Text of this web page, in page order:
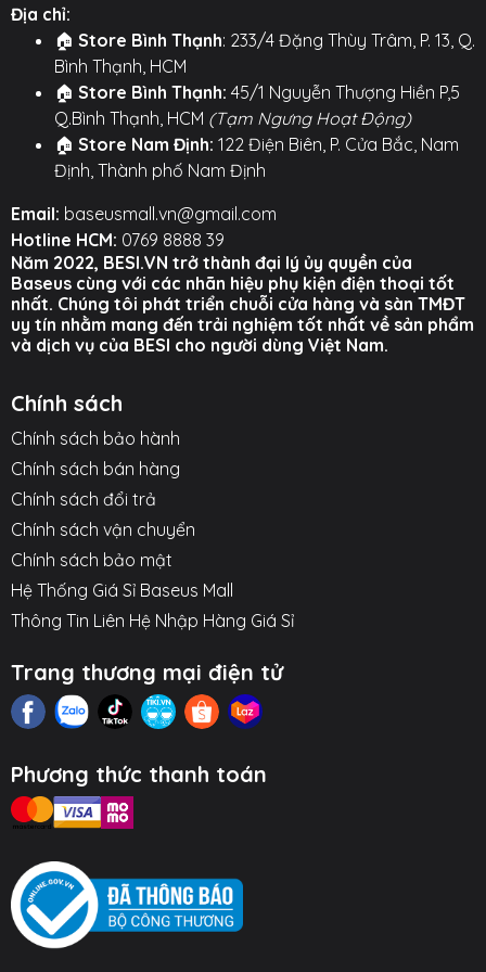
bên trong mà còn mang lại vẻ ngoài hiện đại và cao
cấp, tạo điểm nhấn sang trọng cho không gian của
bạn.
⚙️ TÍNH NĂNG NỔI BẬT ⚙️
○ Thiết kế hộp rút tự động, chống rối tuyệt đối.
Type-C.
○ Hỗ trợ sạc nhanh công suất cao cho laptop và điện
thoại.
○ Thiết kế trong suốt độc đáo và hiện đại.
Địa chỉ:
🏠 Store Bình Thạnh: 233/4 Đặng Thùy Trâm, P. 13, Q.
Bình Thạnh, HCM
🏠 Store Bình Thạnh: 45/1 Nguyễn Thượng Hiền P,5
Q.Bình Thạnh, HCM (Tạm Ngưng Hoạt Động)
🏠 Store Nam Định: 122 Điện Biên, P. Cửa Bắc, Nam
Định, Thành phố Nam Định
Email: baseusmall.vn@gmail.com
Hotline HCM: 0769 8888 39
Năm 2022, BESI.VN trở thành đại lý ủy quyền của
Baseus cùng với các nhãn hiệu phụ kiện điện thoại tốt
nhất. Chúng tôi phát triển chuỗi cửa hàng và sàn TMĐT
uy tín nhằm mang đến trải nghiệm tốt nhất về sản phẩm
và dịch vụ của BESI cho người dùng Việt Nam.
Chính sách
Chính sách bảo hành
Chính sách bán hàng
Chính sách đổi trả
Chính sách vận chuyển
Chính sách bảo mật
Hệ Thống Giá Sỉ Baseus Mall
Thông Tin Liên Hệ Nhập Hàng Giá Sỉ
Trang thương mại điện tử
Phương thức thanh toán